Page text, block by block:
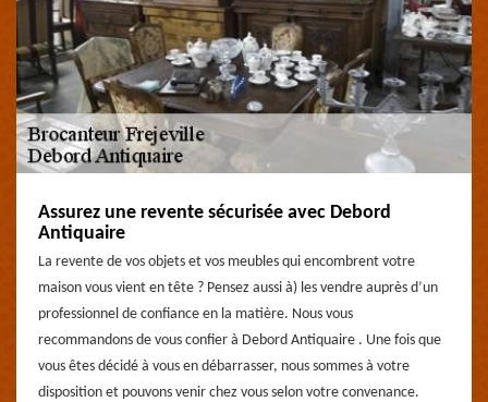
Assurez une revente sécurisée avec Debord
Antiquaire
La revente de vos objets et vos meubles qui encombrent votre
maison vous vient en tête ? Pensez aussi à) les vendre auprès d’un
professionnel de confiance en la matière. Nous vous
recommandons de vous confier à Debord Antiquaire . Une fois que
vous êtes décidé à vous en débarrasser, nous sommes à votre
disposition et pouvons venir chez vous selon votre convenance.